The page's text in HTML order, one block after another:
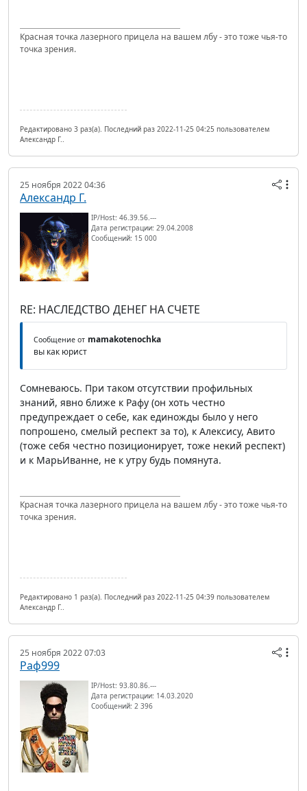
Красная точка лазерного прицела на вашем лбу - это тоже чья-то
точка зрения.
Редактировано 3 раз(а). Последний раз 2022-11-25 04:25 пользователем
Александр Г..
25 ноября 2022 04:36
Александр Г.
IP/Host: 46.39.56.---
Дата регистрации: 29.04.2008
Сообщений: 15 000
RE: НАСЛЕДСТВО ДЕНЕГ НА СЧЕТЕ
Сообщение от mamakotenochka
вы как юрист
Сомневаюсь. При таком отсутствии профильных
знаний, явно ближе к Рафу (он хоть честно
предупреждает о себе, как единожды было у него
попрошено, смелый респект за то), к Алексису, Авито
(тоже себя честно позиционирует, тоже некий респект)
и к МарьИванне, не к утру будь помянута.
Красная точка лазерного прицела на вашем лбу - это тоже чья-то
точка зрения.
Редактировано 1 раз(а). Последний раз 2022-11-25 04:39 пользователем
Александр Г..
25 ноября 2022 07:03
Раф999
IP/Host: 93.80.86.---
Дата регистрации: 14.03.2020
Сообщений: 2 396